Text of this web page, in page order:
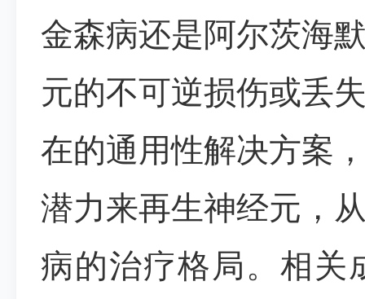
金森病还是阿尔茨海
元的不可逆损伤或丢
在的通用性解决方案
潜力来再生神经元，
病的治疗格局。相关